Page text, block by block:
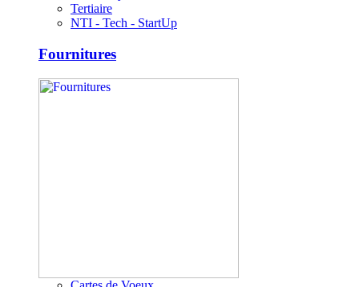
Tertiaire
NTI - Tech - StartUp
Fournitures